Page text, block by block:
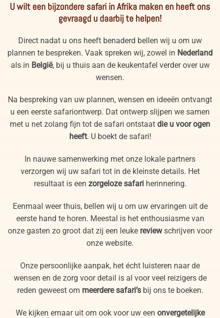
U wilt een bijzondere safari in Afrika maken en heeft ons
gevraagd u daarbij te helpen!
Direct nadat u ons heeft benaderd bellen wij u om uw
plannen te bespreken. Vaak spreken wij, zowel in Nederland
als in België, bij u thuis aan de keukentafel verder over uw
wensen.
Na bespreking van uw plannen, wensen en ideeën ontvangt
u een eerste safariontwerp. Dat ontwerp slijpen we samen
met u net zolang fijn tot de safari ontstaat die u voor ogen
heeft. U boekt de safari!
In nauwe samenwerking met onze lokale partners
verzorgen wij uw safari tot in de kleinste details. Het
resultaat is een zorgeloze safariherinnering.
Eenmaal weer thuis, bellen wij u om uw ervaringen uit de
eerste hand te horen. Meestal is het enthousiasme van
onze gasten zo groot dat zij een leuke reviewschrijven voor
onze website.
Onze persoonlijke aanpak, het écht luisteren naar de
wensen en de zorg voor detail is al voor veel reizigers de
reden geweest om meerdere safari’sbij ons te boeken.
We kijken ernaar uit om ook voor uw een onvergetelijke